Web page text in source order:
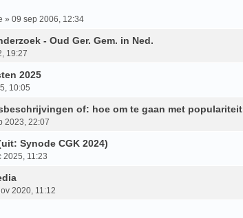
» 09 sep 2006, 12:34
- Oud Ger. Gem. in Ned.
19:27
2025
10:05
of: hoe om te gaan met populariteit
2023, 22:07
Synode CGK 2024)
2025, 11:23
2020, 11:12